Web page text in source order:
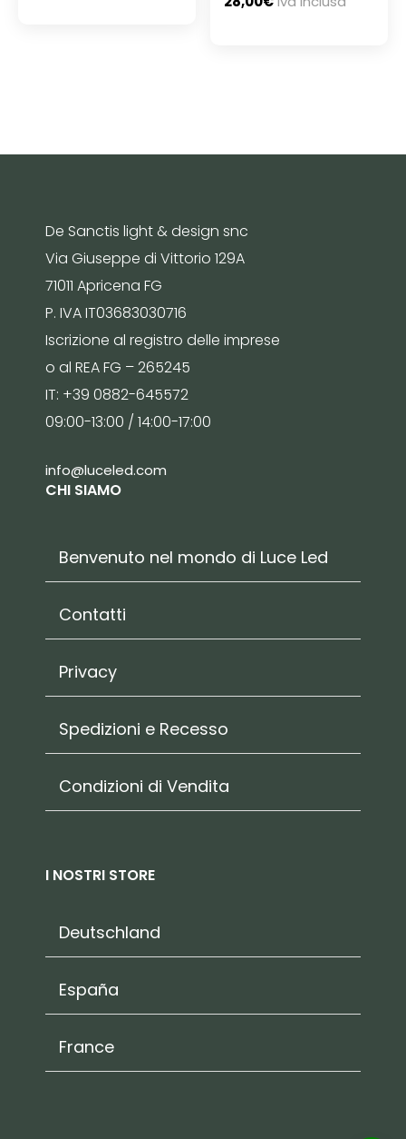
De Sanctis light & design snc
Via Giuseppe di Vittorio 129A
71011 Apricena FG
P. IVA IT03683030716
Iscrizione al registro delle imprese
o al REA FG – 265245
IT: +39 0882-645572
09:00-13:00 / 14:00-17:00
info@luceled.com
CHI SIAMO
Benvenuto nel mondo di Luce Led
Contatti
Privacy
Spedizioni e Recesso
Condizioni di Vendita
I NOSTRI STORE
Deutschland
España
France